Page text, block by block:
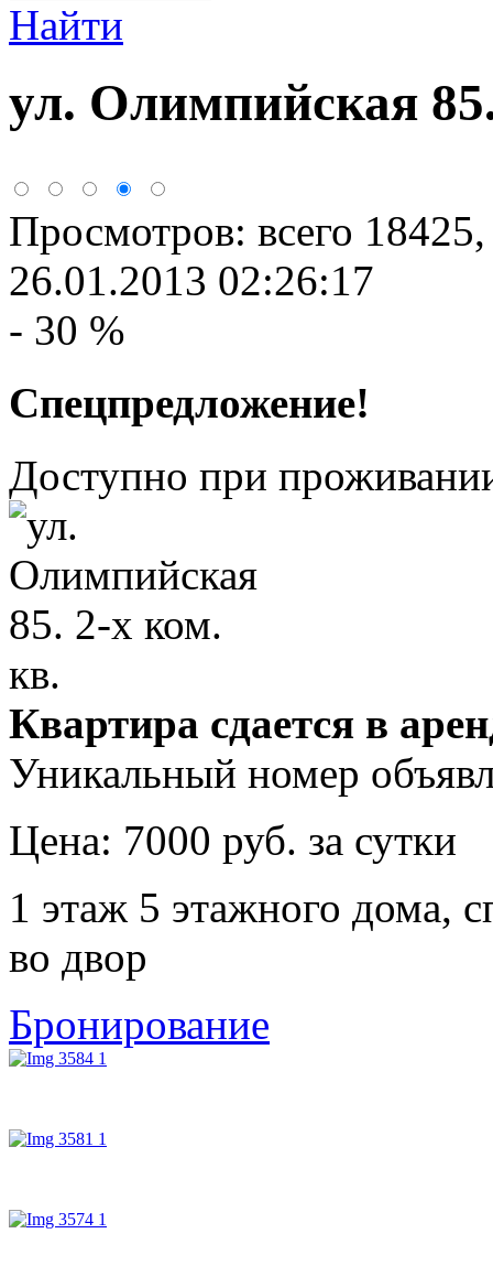
Найти
ул. Олимпийская
Просмотров: всего
26.01.2013 02:26:17
- 30 %
Спецпредложение!
Доступно при
Квартира сдается в
Уникальный номер
Цена: 7000 руб. за сутки
1 этаж 5 этажного дома,
во двор
Бронирование